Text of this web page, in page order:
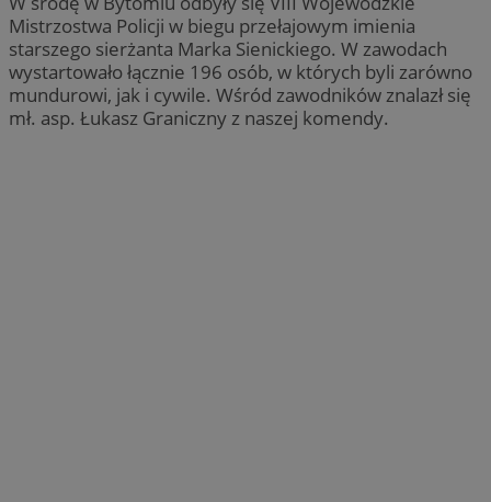
Mistrzostwa Policji w biegu przełajowym imienia
starszego sierżanta Marka Sienickiego. W zawodach
wystartowało łącznie 196 osób, w których byli zarówno
mundurowi, jak i cywile. Wśród zawodników znalazł się
mł. asp. Łukasz Graniczny z naszej komendy.